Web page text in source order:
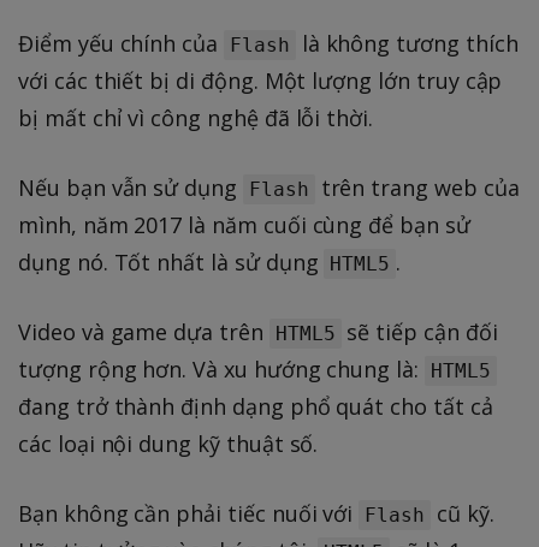
Điểm yếu chính của Flash
là không tương thích
với các thiết bị di động. Một lượng lớn truy cập
bị mất chỉ vì công nghệ đã lỗi thời.
Nếu bạn vẫn sử dụng Flash
trên trang web của
mình, năm 2017 là năm cuối cùng để bạn sử
dụng nó. Tốt nhất là sử dụng
HTML5 .
Video và game dựa trên HTML5 sẽ tiếp cận đối
tượng rộng hơn. Và xu hướng chung là:
HTML5
đang trở thành định dạng phổ quát cho tất cả
các loại nội dung kỹ thuật số.
Bạn không cần phải tiếc nuối với Flash
cũ kỹ.